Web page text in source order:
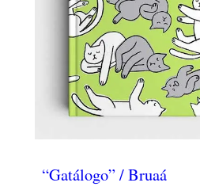
“Gatálogo” / Bruaá